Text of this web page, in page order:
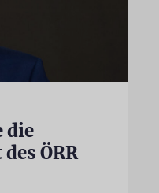
die
ÖRR